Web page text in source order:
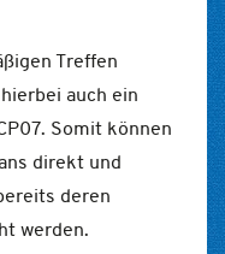
Treffen
auch ein
Somit können
direkt und
deren
werden.